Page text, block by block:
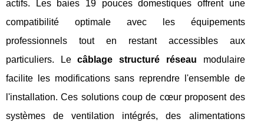
actifs. Les baies 19 pouces domestiques offrent une
compatibilité optimale avec les équipements
professionnels tout en restant accessibles aux
particuliers. Lecâblage structuré réseau modulaire
facilite les modifications sans reprendre l'ensemble de
l'installation. Ces solutions coup de cœur proposent des
systèmes de ventilation intégrés, des alimentations